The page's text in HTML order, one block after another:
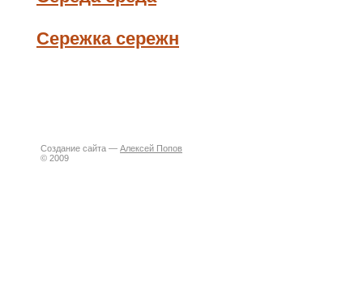
Сережка сережн
Создание сайта — Алексей Попов
© 2009